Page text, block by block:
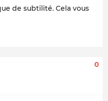
de subtilité. Cela vous
0